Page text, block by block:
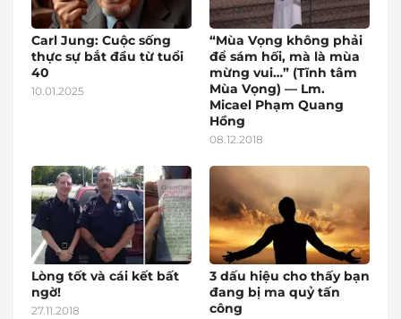
Carl Jung: Cuộc sống
thực sự bắt đầu từ tuổi
40
10.01.2025
“Mùa Vọng không phải
để sám hối, mà là mùa
mừng vui…” (Tĩnh tâm
Mùa Vọng) — Lm.
Micael Phạm Quang
Hồng
08.12.2018
Lòng tốt và cái kết bất
ngờ!
27.11.2018
3 dấu hiệu cho thấy bạn
đang bị ma quỷ tấn
công